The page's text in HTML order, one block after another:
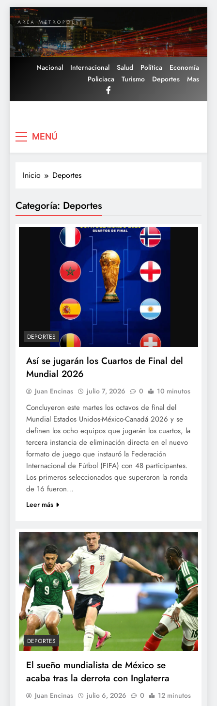
Saltar
al
contenido
Nacional Internacional Salud Política
Economía
Policiaca
Turismo Deportes Mas
MENÚ
Inicio Deportes
Categoría: Deportes
DEPORTES
Así se jugarán los Cuartos de Final del
Mundial 2026
Juan Encinas julio 7, 2026 0 10 minutos
Concluyeron este martes los octavos de final del
Mundial Estados Unidos-México-Canadá 2026 y se
definen los ocho equipos que jugarán los cuartos, la
tercera instancia de eliminación directa en el nuevo
formato de juego que instauró la Federación
Internacional de Fútbol (FIFA) con 48 participantes.
Los primeros seleccionados que superaron la ronda
de 16 fueron…
Leer más
DEPORTES
El sueño mundialista de México se
acaba tras la derrota con Inglaterra
Juan Encinas julio 6, 2026 0 12 minutos